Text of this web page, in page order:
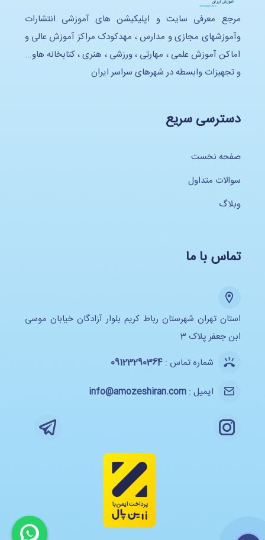
مرجع معرفی سایت و اپلیکیشن های آموزشی انتشارات
وآموزشهای مجازی و مدارس ، مهدکودک مراکز آموزش عالی و
اماکن آموزش علمی ، مهارتی ، ورزشی ، هنری ، کتابخانه هاو...
و تجهیزات وابسطه در شهرهای سراسر ایران
دسترسی سریع
صفحه نخست
سوالات متداول
وبلاگ
تماس با ما
استان تهران شهرستان رباط کریم بلوار آزادگان خیابان موسی
ابن جعفر پلاک 3
شماره تماس :09123290364
ایمیل :info@amozeshiran.com